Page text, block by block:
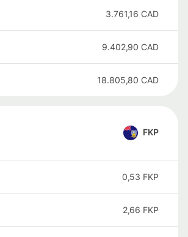
3.761,16 CAD
9.402,90 CAD
18.805,80 CAD
FKP
0,53 FKP
2,66 FKP